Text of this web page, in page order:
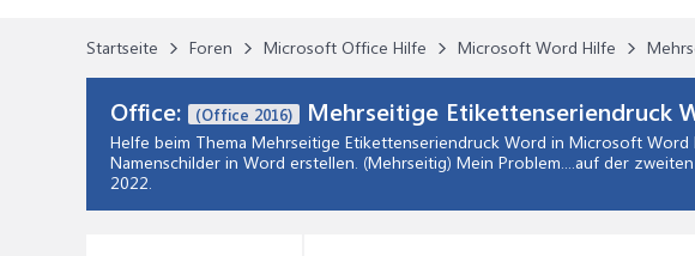
Startseite Foren Microsoft Office Hilfe Microsoft Word Hilfe
Office: (Office 2016) Mehrseitige Etikettenseriendruck
Helfe beim Thema Mehrseitige Etikettenseriendruck Word in Microsoft Word
Namenschilder in Word erstellen. (Mehrseitig) Mein Problem....auf der
2022.